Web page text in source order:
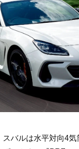
スバルは水平対向4